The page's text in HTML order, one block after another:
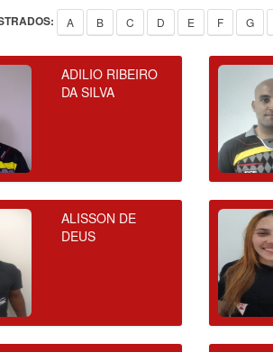
A B C D E F G
ADILIO RIBEIRO
DA SILVA
ALISSON DE
DEUS